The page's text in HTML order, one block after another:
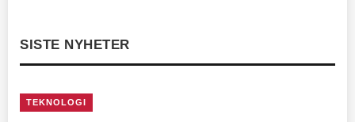
SISTE NYHETER
TEKNOLOGI